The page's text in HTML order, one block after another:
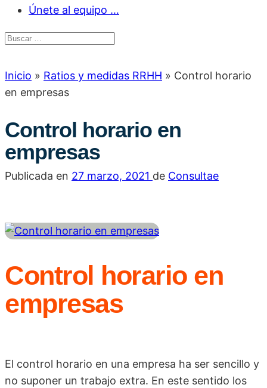
Únete al equipo …
Inicio » Ratios y medidas RRHH » Control horario
en empresas
Control horario en
empresas
Publicada en 27 marzo, 2021 de Consultae
Control horario en
empresas
El control horario en una empresa ha ser sencillo y
no suponer un trabajo extra. En este sentido los